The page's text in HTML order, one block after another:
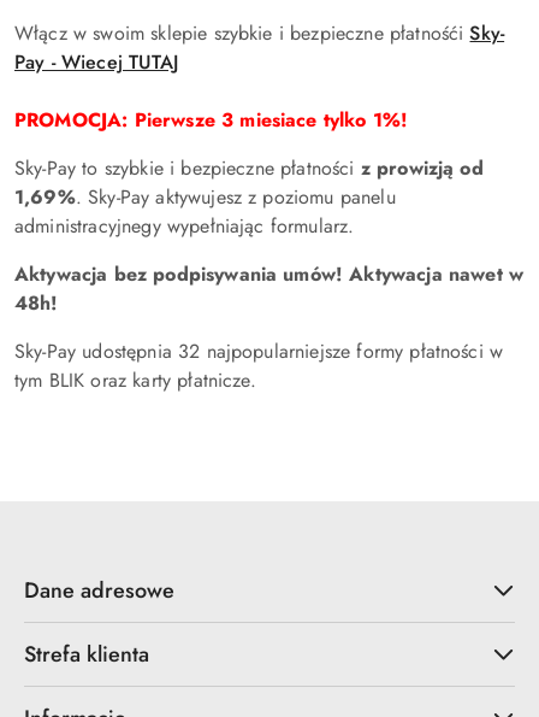
Włącz w swoim sklepie szybkie i bezpieczne płatnośćiSky-
Pay - Wiecej TUTAJ
PROMOCJA: Pierwsze 3 miesiace tylko 1%!
Sky-Pay to szybkie i bezpieczne płatności z prowizją od
1,69%. Sky-Pay aktywujesz z poziomu panelu
administracyjnegy wypełniając formularz.
Aktywacja bez podpisywania umów! Aktywacja nawet w
48h!
Sky-Pay udostępnia 32 najpopularniejsze formy płatności w
tym BLIK oraz karty płatnicze.
Dane adresowe
Strefa klienta